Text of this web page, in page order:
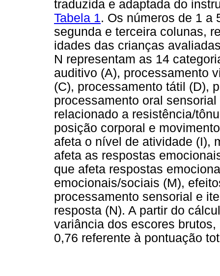
traduzida e adaptada do
Tabela 1. Os números de 1 a
segunda e terceira colunas,
idades das crianças
N representam as 14
auditivo (A), processamento
(C), processamento tátil (D),
processamento oral
relacionado a resistência/
posição corporal e
afeta o nível de atividade (I),
afeta as respostas
que afeta respostas
emocionais/sociais (M),
processamento sensorial e
resposta (N). A partir do
variância dos escores
0,76 referente à pontuação